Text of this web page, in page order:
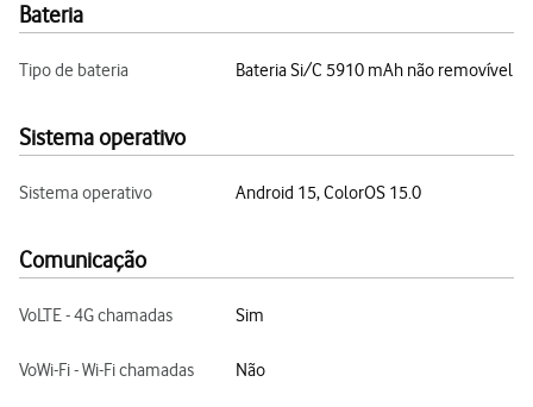
Bateria
Tipo de bateria Bateria Si/C 5910 mAh não removível
Sistema operativo
Sistema operativo Android 15, ColorOS 15.0
Comunicação
VoLTE - 4G chamadas Sim
VoWi-Fi - Wi-Fi chamadas Não